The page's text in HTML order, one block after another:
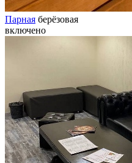
Парная берёзовая
включено